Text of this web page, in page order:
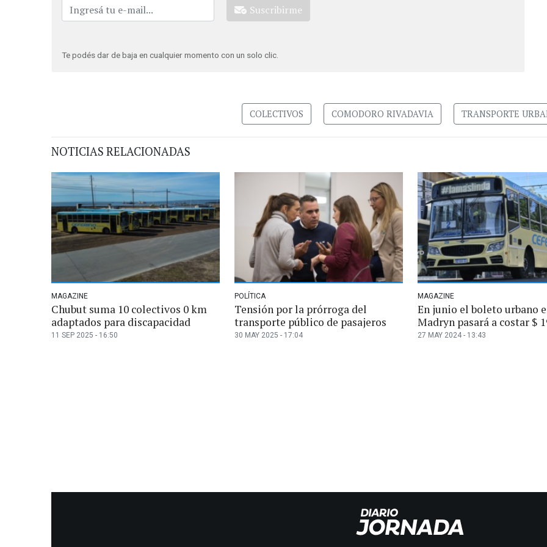
Suscribirme
Te podés dar de baja en cualquier momento con un solo clic.
COLECTIVOS COMODORO RIVADAVIA TRANSPORTE
NOTICIAS RELACIONADAS
MAGAZINE
Chubut suma 10 colectivos 0 km
adaptados para discapacidad
11 SEP 2025 - 16:50
POLÍTICA
Tensión por la prórroga del
transporte público de pasajeros
30 MAY 2025 - 17:04
MAGAZINE
En junio el boleto urbano
Madryn pasará a costar $
27 MAY 2024 - 13:43